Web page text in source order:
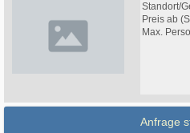
Standort/
Preis ab
Max.
Anfrage